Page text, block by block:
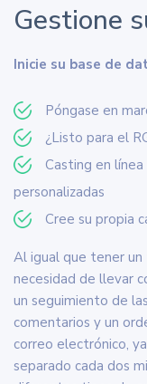
Gestione
Inicie su base de
Póngase en
¿Listo para el
Casting en
personalizadas
Cree su propia
Al igual que tener
necesidad de llevar
un seguimiento de
comentarios y un
correo electrónico,
separado cada dos